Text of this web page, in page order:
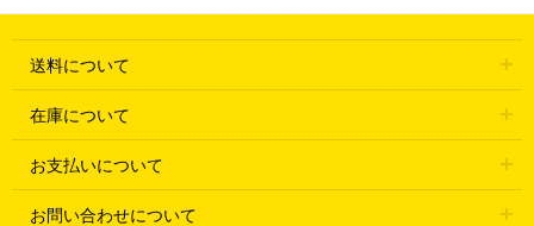
送料について
在庫について
お支払いについて
お問い合わせについて